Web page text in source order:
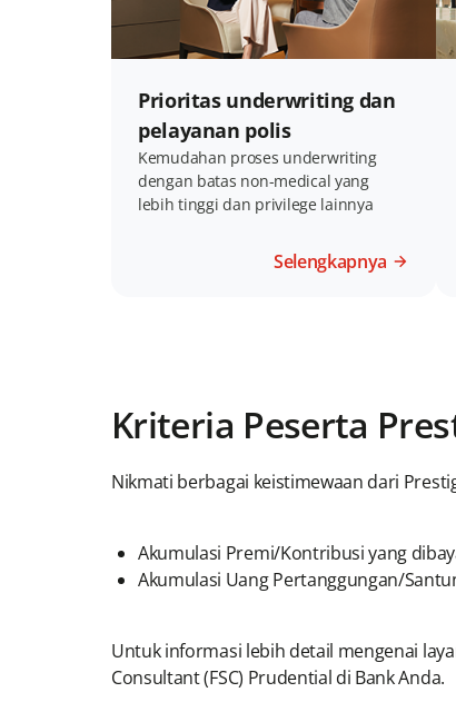
Prioritas underwriting dan
pelayanan polis
Kemudahan proses underwriting
dengan batas non-medical yang
lebih tinggi dan privilege lainnya
Selengkapnya
Kriteria Peserta
Nikmati berbagai keistimewaan dari
Akumulasi Premi/Kontribusi yang
Akumulasi Uang Pertanggungan/
Untuk informasi lebih detail mengenai
Consultant (FSC) Prudential di Bank Anda.